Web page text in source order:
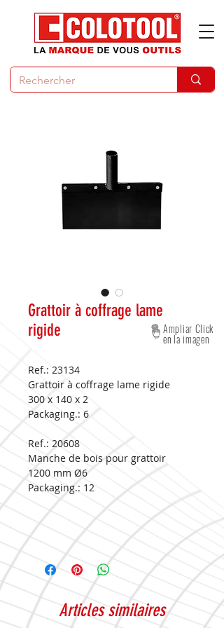
Grattoir à coffrage lame
rigide
Ref.: 23134
Grattoir à coffrage lame rigide
300 x 140 x 2
Packaging.: 6
Ref.: 20608
Manche de bois pour grattoir
1200 mm Ø6
Packaging.: 12
Ampliar Click
en la imagen
Articles similaires